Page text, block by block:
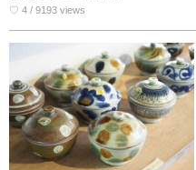
♡ 4 / 9193 views